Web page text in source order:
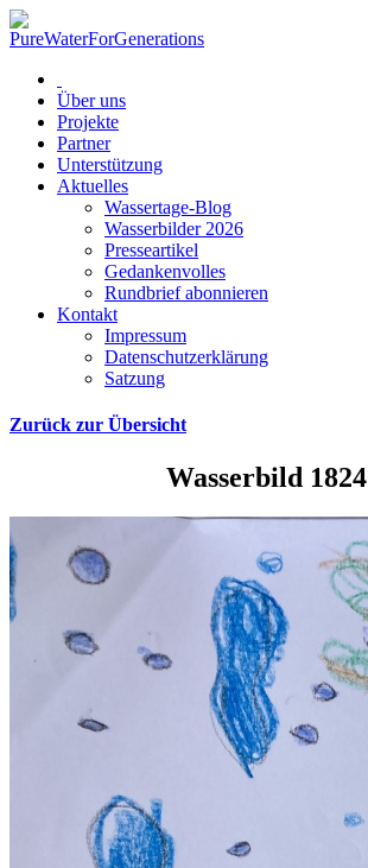
Über uns
Projekte
Partner
Unterstützung
Aktuelles
Wassertage-Blog
Wasserbilder 2026
Presseartikel
Gedankenvolles
Rundbrief abonnieren
Kontakt
Impressum
Datenschutzerklärung
Satzung
Zurück zur Übersicht
Wasserbild 1824